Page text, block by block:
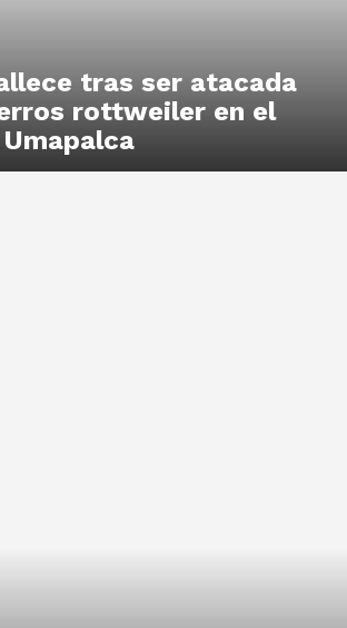
tras ser atacada
rottweiler en el